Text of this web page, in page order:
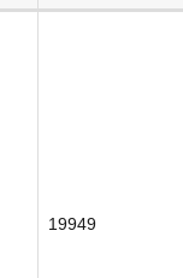
19949